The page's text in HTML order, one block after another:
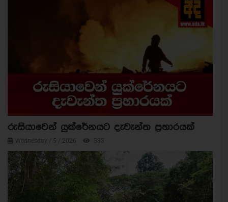
රුසියාවෙන් යුක්රේනයට දැවැන්ත ප්‍රහාරයක්
Wednesday / 5 / 2026 333